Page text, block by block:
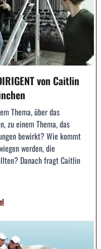
von Caitlin
Thema, über das
zu einem Thema, das
bewirkt? Wie kommt
werden, die
Danach fragt Caitlin